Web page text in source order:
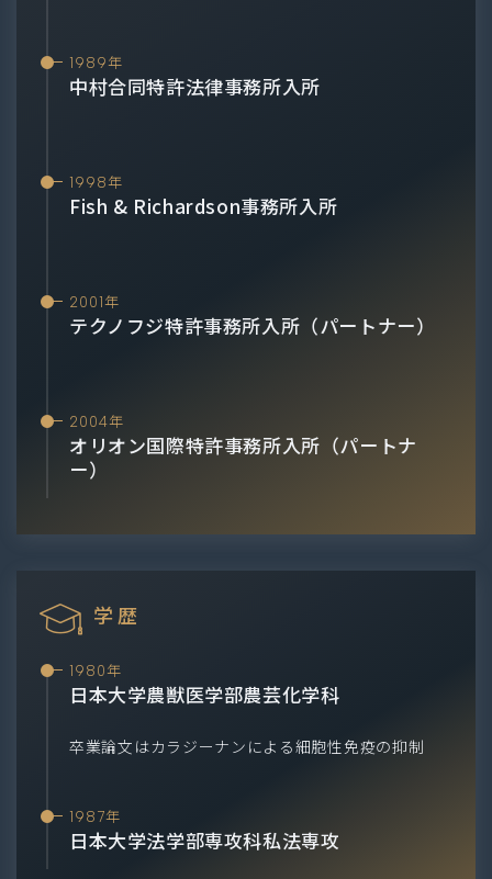
1989年
中村合同特許法律事務所入所
1998年
Fish & Richardson事務所入所
2001年
テクノフジ特許事務所入所（パートナー）
2004年
オリオン国際特許事務所入所（パートナ
ー）
学歴
1980年
日本大学農獣医学部農芸化学科
卒業論文はカラジーナンによる細胞性免疫の抑制
1987年
日本大学法学部専攻科私法専攻